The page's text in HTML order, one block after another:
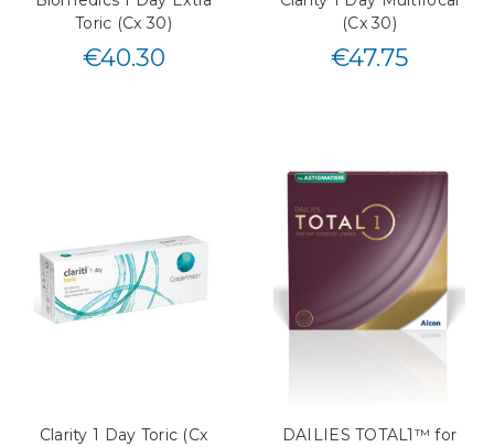
Toric (Cx 30)
€40.30
(Cx 30)
€47.75
Clarity 1 Day Toric (Cx
DAILIES TOTAL1™ for